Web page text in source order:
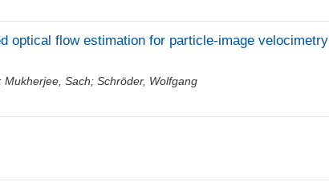
optical flow estimation for particle-image velocimetry
Mukherjee, Sach;Schröder, Wolfgang